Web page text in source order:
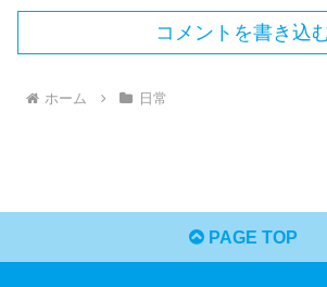
コメントを書き込
ホーム 日常
PAGE TOP